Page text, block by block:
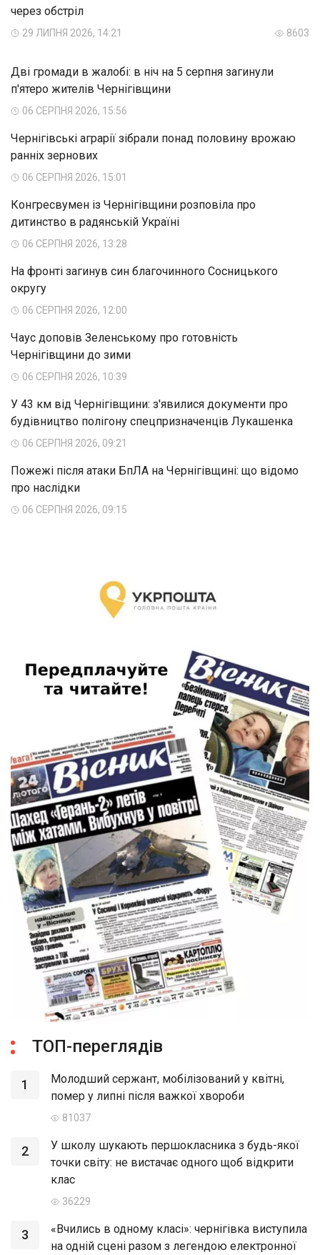
через обстріл
29 ЛИПНЯ 2026, 14:21 8603
Дві громади в жалобі: в ніч на 5 серпня загинули
п'ятеро жителів Чернігівщини
06 СЕРПНЯ 2026, 15:56
Чернігівські аграрії зібрали понад половину врожаю
ранніх зернових
06 СЕРПНЯ 2026, 15:01
Конгресвумен із Чернігівщини розповіла про
дитинство в радянській Україні
06 СЕРПНЯ 2026, 13:28
На фронті загинув син благочинного Сосницького
округу
06 СЕРПНЯ 2026, 12:00
Чаус доповів Зеленському про готовність
Чернігівщини до зими
06 СЕРПНЯ 2026, 10:39
У 43 км від Чернігівщини: з'явилися документи про
будівництво полігону спецпризначенців Лукашенка
06 СЕРПНЯ 2026, 09:21
Пожежі після атаки БпЛА на Чернігівщині: що відомо
про наслідки
06 СЕРПНЯ 2026, 09:15
ТОП-переглядів
1
Молодший сержант, мобілізований у квітні,
помер у липні після важкої хвороби
81037
2
У школу шукають першокласника з будь-якої
точки світу: не вистачає одного щоб відкрити
клас
36229
3
«Вчились в одному класі»: чернігівка виступила
на одній сцені разом з легендою електронної